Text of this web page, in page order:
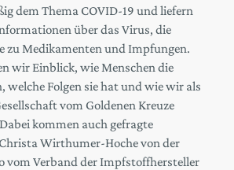
dem Thema COVID-19 und liefern
über das Virus, die
zu Medikamenten und Impfungen.
wir Einblick, wie Menschen die
welche Folgen sie hat und wie wir als
vom Goldenen Kreuze
kommen auch gefragte
Wirthumer-Hoche von der
vom Verband der Impfstoffhersteller